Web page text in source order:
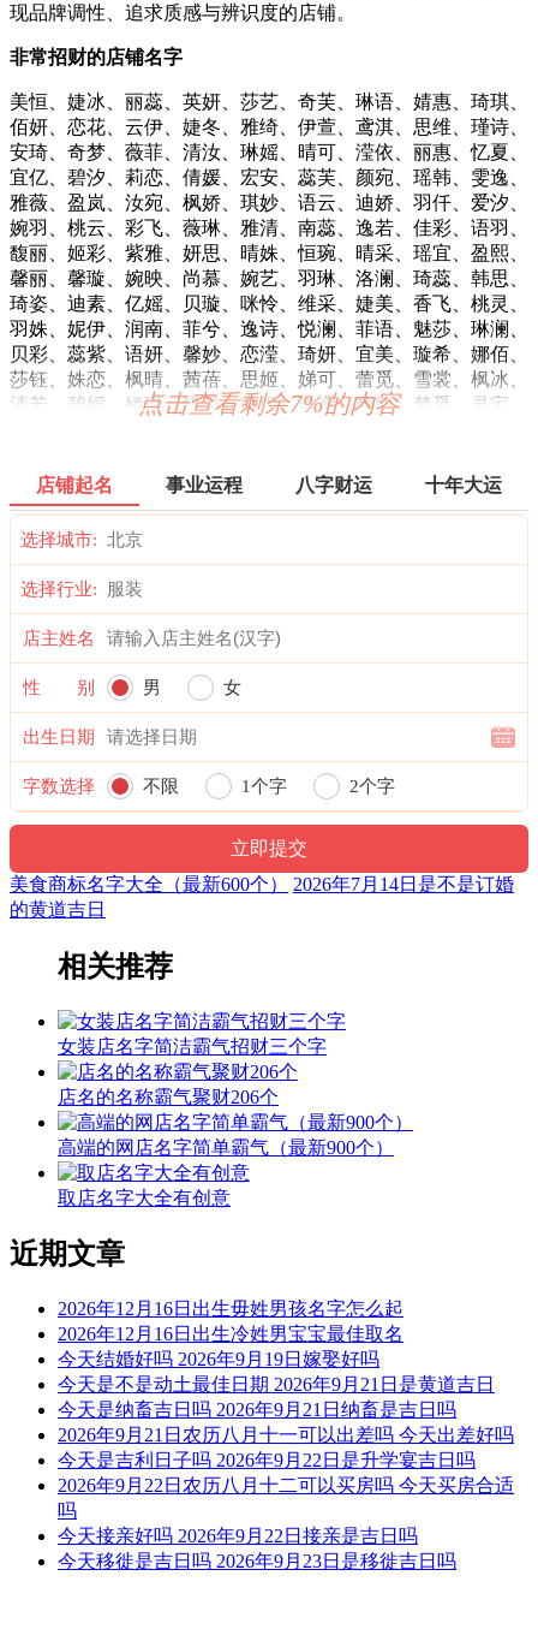
现品牌调性、追求质感与辨识度的店铺。
非常招财的店铺名字
美恒、婕冰、丽蕊、英妍、莎艺、奇芙、琳语、婧惠、琦琪、
佰妍、恋花、云伊、婕冬、雅绮、伊萱、鸢淇、思维、瑾诗、
安琦、奇梦、薇菲、清汝、琳媱、晴可、滢依、丽惠、忆夏、
宜亿、碧汐、莉恋、倩媛、宏安、蕊芙、颜宛、瑶韩、雯逸、
雅薇、盈岚、汝宛、枫娇、琪妙、语云、迪娇、羽仟、爱汐、
婉羽、桃云、彩飞、薇琳、雅清、南蕊、逸若、佳彩、语羽、
馥丽、姬彩、紫雅、妍思、晴姝、恒琬、晴采、瑶宜、盈熙、
馨丽、馨璇、婉映、尚慕、婉艺、羽琳、洛澜、琦蕊、韩思、
琦姿、迪素、亿媱、贝璇、咪怜、维采、婕美、香飞、桃灵、
羽姝、妮伊、润南、菲兮、逸诗、悦澜、菲语、魅莎、琳澜、
贝彩、蕊紫、语妍、馨妙、恋滢、琦妍、宜美、璇希、娜佰、
莎钰、姝恋、枫晴、茜蓓、思姬、娣可、蕾觅、雪裳、枫冰、
清若、碧媱、娇瑾、惜觅、淼姬、洋鸢、馥婕、梦觅、灵宝、
店名的好与坏能够直接影响到店面的形象，所以大家在给自己
的店铺起名时，也要考虑到店铺商品的特色，从而选择一个容
易吸引顾客，读起来朗朗上口的好店名。
点击查看剩余7%的内容
店铺起名 事业运程 八字财运 十年大运
选择城市:
选择行业:
店主姓名
性 别 男 女
出生日期
字数选择 不限 1个字 2个字
美食商标名字大全（最新600个）
2026年7月14日是不是订婚
的黄道吉日
相关推荐
女装店名字简洁霸气招财三个字
店名的名称霸气聚财206个
高端的网店名字简单霸气（最新900个）
取店名字大全有创意
近期文章
2026年12月16日出生毋姓男孩名字怎么起
2026年12月16日出生冷姓男宝宝最佳取名
今天结婚好吗 2026年9月19日嫁娶好吗
今天是不是动土最佳日期 2026年9月21日是黄道吉日
今天是纳畜吉日吗 2026年9月21日纳畜是吉日吗
2026年9月21日农历八月十一可以出差吗 今天出差好吗
今天是吉利日子吗 2026年9月22日是升学宴吉日吗
2026年9月22日农历八月十二可以买房吗 今天买房合适
吗
今天接亲好吗 2026年9月22日接亲是吉日吗
今天移徙是吉日吗 2026年9月23日是移徙吉日吗